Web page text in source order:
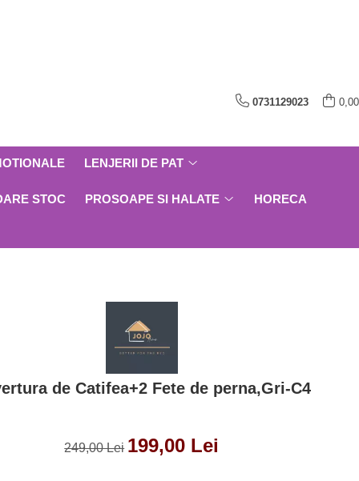
0731129023 0,00
LENJERII DE PAT
STOC PROSOAPE SI HALATE HORECA
de Catifea+2 Fete de perna,Gri-C4
249,00 Lei 199,00 Lei